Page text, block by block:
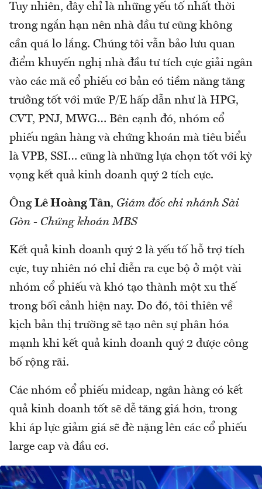
Tuy nhiên, đây chỉ là những yếu tố nhất thời
trong ngắn hạn nên nhà đầu tư cũng không
cần quá lo lắng. Chúng tôi vẫn bảo lưu quan
điểm khuyến nghị nhà đầu tư tích cực giải ngân
vào các mã cổ phiếu cơ bản có tiềm năng tăng
trưởng tốt với mức P/E hấp dẫn như là HPG,
CVT, PNJ, MWG… Bên cạnh đó, nhóm cổ
phiếu ngân hàng và chứng khoán mà tiêu biểu
là VPB, SSI… cũng là những lựa chọn tốt với kỳ
vọng kết quả kinh doanh quý 2 tích cực.
Ông Lê Hoàng Tân, Giám đốc chi nhánh Sài
Gòn - Chứng khoán MBS
Kết quả kinh doanh quý 2 là yếu tố hỗ trợ tích
cực, tuy nhiên nó chỉ diễn ra cục bộ ở một vài
nhóm cổ phiếu và khó tạo thành một xu thế
trong bối cảnh hiện nay. Do đó, tôi thiên về
kịch bản thị trường sẽ tạo nên sự phân hóa
mạnh khi kết quả kinh doanh quý 2 được công
bố rộng rãi.
Các nhóm cổ phiếu midcap, ngân hàng có kết
quả kinh doanh tốt sẽ dễ tăng giá hơn, trong
khi áp lực giảm giá sẽ đè nặng lên các cổ phiếu
large cap và đầu cơ.